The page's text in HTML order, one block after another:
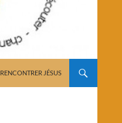
RENCONTRER JÉSUS